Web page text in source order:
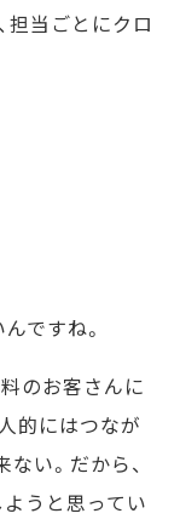
担当ごとにクロ
ですね。
のお客さんに
的にはつなが
い。だから、
うと思ってい